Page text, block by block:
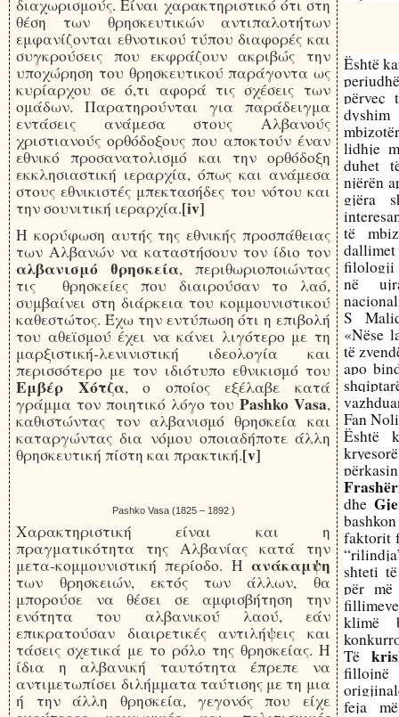
διαχωρισμούς. Είναι χαρακτηριστικό ότι στη
θέση των θρησκευτικών αντιπαλοτήτων
εμφανίζονται εθνοτικού τύπου διαφορές και
συγκρούσεις που εκφράζουν ακριβώς την
υποχώρηση του θρησκευτικού παράγοντα ως
κυρίαρχου σε ό,τι αφορά τις σχέσεις των
ομάδων. Παρατηρούνται για παράδειγμα
εντάσεις ανάμεσα στους Αλβανούς
χριστιανούς ορθόδοξους που αποκτούν έναν
εθνικό προσανατολισμό και την ορθόδοξη
εκκλησιαστική ιεραρχία, όπως και ανάμεσα
στους εθνικιστές μπεκτασήδες του νότου και
την σουνιτική ιεραρχία.[iv]
Η κορύφωση αυτής της εθνικής προσπάθειας
των Αλβανών να καταστήσουν τον ίδιο τον
αλβανισμό θρησκεία, περιθωριοποιώντας
τις θρησκείες που διαιρούσαν το λαό,
συμβαίνει στη διάρκεια του κομμουνιστικού
καθεστώτος. Έχω την εντύπωση ότι η επιβολή
του αθεϊσμού έχει να κάνει λιγότερο με τη
μαρξιστική-λενινιστική ιδεολογία και
περισσότερο με τον ιδιότυπο εθνικισμό του
Εμβέρ Χότζα, ο οποίος εξέλαβε κατά
γράμμα τον ποιητικό λόγο του Pashko Vasa,
καθιστώντας τον αλβανισμό θρησκεία και
καταργώντας δια νόμου οποιαδήποτε άλλη
θρησκευτική πίστη και πρακτική.[v]
Pashko Vasa (1825 – 1892 )
Χαρακτηριστική είναι και η
πραγματικότητα της Αλβανίας κατά την
μετα-κομμουνιστική περίοδο. Η ανάκαμψη
των θρησκειών, εκτός των άλλων, θα
μπορούσε να θέσει σε αμφισβήτηση την
ενότητα του αλβανικού λαού, εάν
επικρατούσαν διαιρετικές αντιλήψεις και
τάσεις σχετικά με το ρόλο της θρησκείας. Η
ίδια η αλβανική ταυτότητα έπρεπε να
αντιμετωπίσει διλήμματα ταύτισης με τη μια
ή την άλλη θρησκεία, γεγονός που είχε
Është
përveç
lidhje
duhet
njërën
gjëra
të
filologji
në
S
«Nëse
të
apo
Fan
Është
dhe
faktorit
shteti
për
klimë
Të
fillojnë
feja